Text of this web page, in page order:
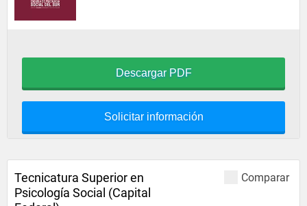
Descargar PDF
Solicitar información
Comparar
Tecnicatura Superior en
Psicología Social (Capital